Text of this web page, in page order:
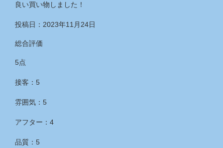
良い買い物しました！
投稿日：2023年11月24日
総合評価
5点
接客：5
雰囲気：5
アフター：4
品質：5